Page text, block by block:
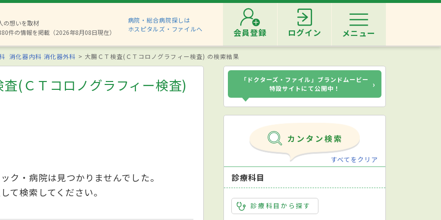
の想いを取材
件の情報を掲載（2026年8月08日現在）
病院・総合病院探しは
ホスピタルズ・ファイルへ
会員登録 ログイン メニュー
消化器内科 消化器外科 大腸ＣＴ検査(ＣＴコロノグラフィー検査) の検索結果
(ＣＴコロノグラフィー検査)
ク・病院は見つかりませんでした。
て検索してください。
「ドクターズ・ファイル」ブランドムービー
特設サイトにて公開中！
›
すべてをクリア
診療科目
診療科目から探す